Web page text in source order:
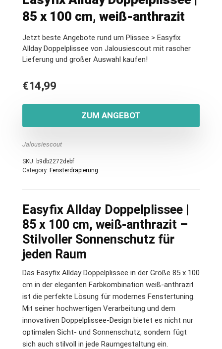
85 x 100 cm, weiß-anthrazit
Jetzt beste Angebote rund um Plissee > Easyfix
Allday Doppelplissee von Jalousiescout mit rascher
Lieferung und großer Auswahl kaufen!
€14,99
ZUM ANGEBOT
Jalousiescout
SKU: b9db2272debf
Category: Fensterdrapierung
Easyfix Allday Doppelplissee |
85 x 100 cm, weiß-anthrazit –
Stilvoller Sonnenschutz für
jeden Raum
Das Easyfix Allday Doppelplissee in der Größe 85 x 100
cm in der eleganten Farbkombination weiß-anthrazit
ist die perfekte Lösung für modernes Fenstertuning.
Mit seiner hochwertigen Verarbeitung und dem
innovativen Doppelplissee-Design bietet es nicht nur
optimalen Sicht- und Sonnenschutz, sondern fügt
sich auch stilvoll in jede Raumgestaltung ein.